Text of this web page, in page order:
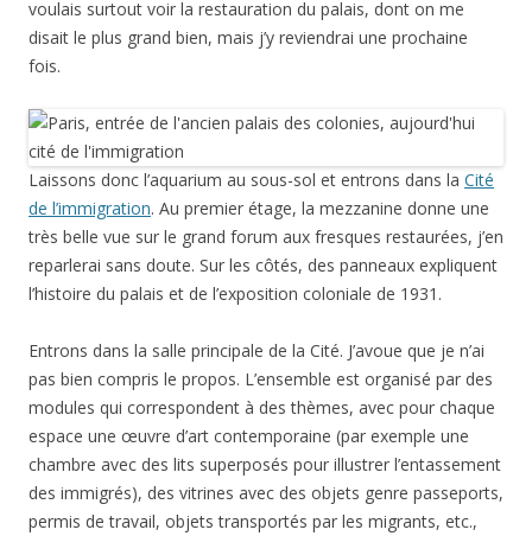
voulais surtout voir la restauration du palais, dont on me
disait le plus grand bien, mais j’y reviendrai une prochaine
fois.
Laissons donc l’aquarium au sous-sol et entrons dans la Cité
de l’immigration. Au premier étage, la mezzanine donne une
très belle vue sur le grand forum aux fresques restaurées, j’en
reparlerai sans doute. Sur les côtés, des panneaux expliquent
l’histoire du palais et de l’exposition coloniale de 1931.
Entrons dans la salle principale de la Cité. J’avoue que je n’ai
pas bien compris le propos. L’ensemble est organisé par des
modules qui correspondent à des thèmes, avec pour chaque
espace une œuvre d’art contemporaine (par exemple une
chambre avec des lits superposés pour illustrer l’entassement
des immigrés), des vitrines avec des objets genre passeports,
permis de travail, objets transportés par les migrants, etc.,